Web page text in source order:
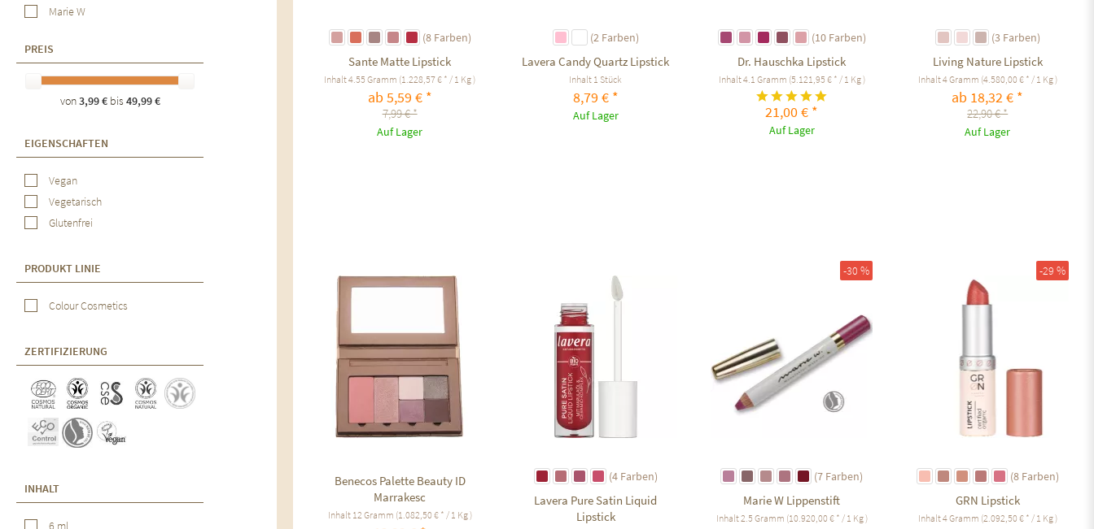
Marie W
Shaoyun
PREIS
von3,99 € bis 49,99 €
EIGENSCHAFTEN
Vegan
Vegetarisch
Glutenfrei
PRODUKT LINIE
Colour Cosmetics
ZERTIFIZIERUNG
INHALT
6 ml
(8 Farben)
Sante Matte Lipstick
Inhalt4.55 Gramm (1.228,57 € * / 1 Kg )
ab 5,59 € *
7,99 € *
Auf Lager
(2 Farben)
Lavera Candy Quartz Lipstick
Inhalt 1 Stück
8,79 € *
Auf Lager
(10 Farben)
Dr. Hauschka Lipstick
Inhalt4.1 Gramm (5.121,95 € * / 1 Kg )
21,00 € *
Auf Lager
(3 Farben)
Living Nature Lipstick
Inhalt4 Gramm (4.580,00 € * / 1 Kg )
ab 18,32 € *
22,90 € *
Auf Lager
Benecos Palette Beauty ID
Marrakesc
Inhalt 12 Gramm (1.082,50 € * / 1 Kg )
(4 Farben)
Lavera Pure Satin Liquid
Lipstick
-30 %
(7 Farben)
Marie W Lippenstift
Inhalt2.5 Gramm (10.920,00 € * / 1 Kg )
-29 %
(8 Farben)
GRN Lipstick
Inhalt4 Gramm (2.092,50 € * / 1 Kg )